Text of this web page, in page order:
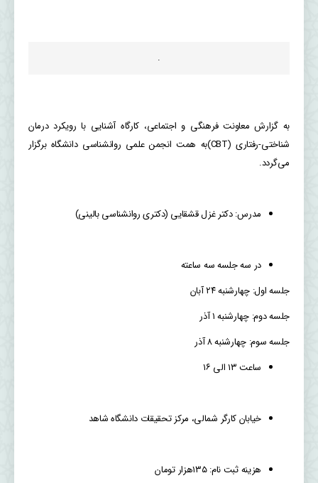
.
به گزارش معاونت فرهنگی و اجتماعی، کارگاه آشنایی با رویکرد درمان
شناختی-رفتاری (CBT)به همت انجمن علمی روانشناسی دانشگاه برگزار
می‌گردد.
مدرس: دکتر غزل قشقایی (دکتری روانشناسی بالینی)
در سه جلسه سه ساعته
جلسه اول: چهارشنبه ۲۴ آبان
جلسه دوم: چهارشنبه ۱ آذر
جلسه سوم: چهارشنبه ۸ آذر
ساعت ۱۳ الی ۱۶
خیابان کارگر شمالی، مرکز تحقیقات دانشگاه شاهد
هزینه ثبت نام: ۱۳۵هزار تومان